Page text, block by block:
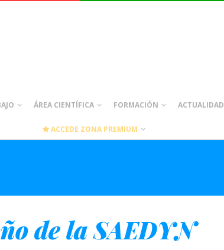
ÁREA CIENTÍFICA FORMACIÓN ACTUALIDAD
ACCEDE ZONA PREMIUM
de la SAEDYN